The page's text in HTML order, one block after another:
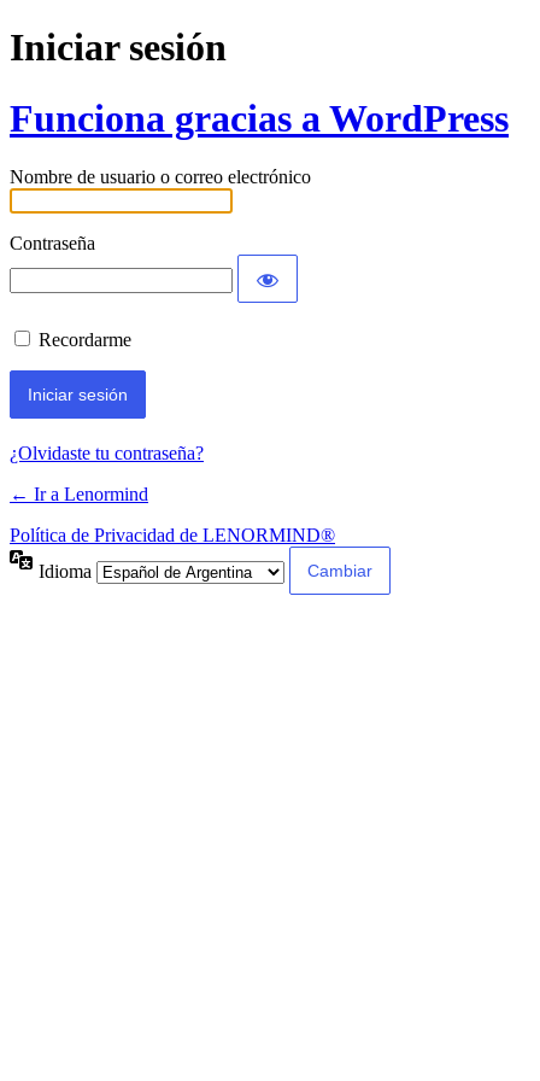
Iniciar sesión
Funciona gracias a WordPress
Nombre de usuario o correo electrónico
Contraseña
Recordarme
¿Olvidaste tu contraseña?
← Ir a Lenormind
Política de Privacidad de LENORMIND®
Idioma